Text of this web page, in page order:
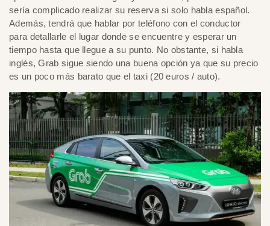
sería complicado realizar su reserva si solo habla español.
Además, tendrá que hablar por teléfono con el conductor
para detallarle el lugar donde se encuentre y esperar un
tiempo hasta que llegue a su punto. No obstante, si habla
inglés, Grab sigue siendo una buena opción ya que su precio
es un poco más barato que el taxi (20 euros / auto).